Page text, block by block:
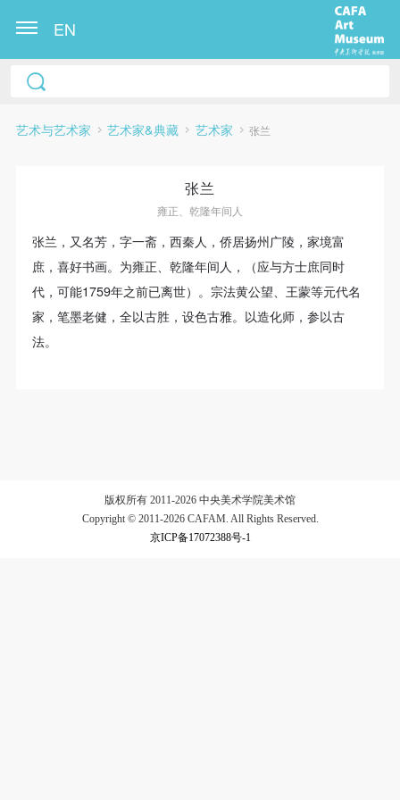
EN
艺术与艺术家 艺术家&典藏 艺术家 张兰
张兰
雍正、乾隆年间人
张兰，又名芳，字一斋，西秦人，侨居扬州广陵，家境富
庶，喜好书画。为雍正、乾隆年间人，（应与方士庶同时
代，可能1759年之前已离世）。宗法黄公望、王蒙等元代名
家，笔墨老健，全以古胜，设色古雅。以造化师，参以古
法。
版权所有 2011-2026 中央美术学院美术馆
Copyright © 2011-2026 CAFAM. All Rights Reserved.
京ICP备17072388号-1
快捷登录 帐号密码登录
可使用雅昌艺术网会员账户登录